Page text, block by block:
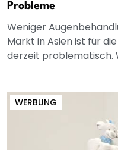
Probleme
Weniger
Markt in Asien ist für
derzeit problematisch.
WERBUNG